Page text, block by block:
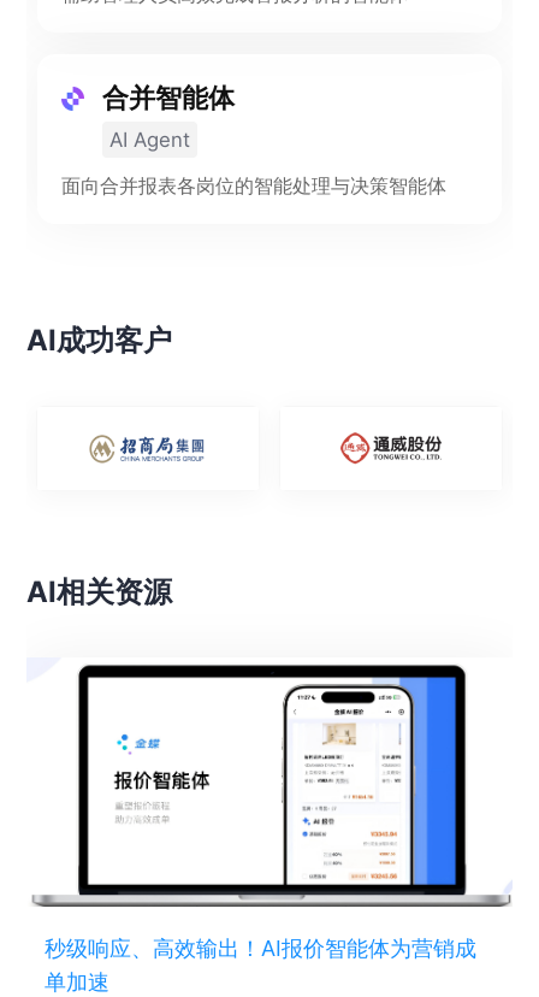
合并智能体
AI Agent
面向合并报表各岗位的智能处理与决策智能体
AI成功客户
AI相关资源
秒级响应、高效输出！AI报价智能体为营销成
单加速